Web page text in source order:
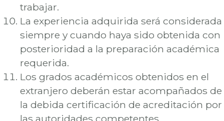
trabajar.
La experiencia adquirida será considerada
siempre y cuando haya sido obtenida con
posterioridad a la preparación académica
requerida.
Los grados académicos obtenidos en el
extranjero deberán estar acompañados de
la debida certificación de acreditación por
las autoridades competentes.